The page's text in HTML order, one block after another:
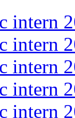
intern
intern
intern
intern
intern